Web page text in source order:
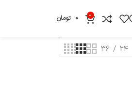
0
0 تومان
24
36